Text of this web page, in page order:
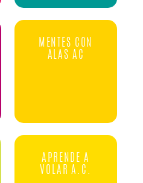
MENTES CON
ALAS AC
APRENDE A
VOLAR A.C.